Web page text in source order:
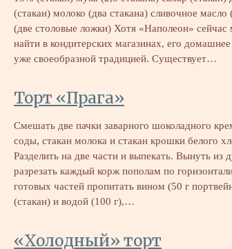
(стакан) молоко (два стакана) сливочное
(две столовые ложки) Хотя «Наполеон» сейчас
найти в кондитерских магазинах, его
уже своеобразной традицией. Существует…
Торт «Прага»
Смешать две пачки заварного шоколадного
соды, стакан молока и стакан крошки белого
Разделить на две части и выпекать. Вынуть из
разрезать каждый корж пополам по
готовых частей пропитать вином (50 г
(стакан) и водой (100 г),…
«Холодный» торт